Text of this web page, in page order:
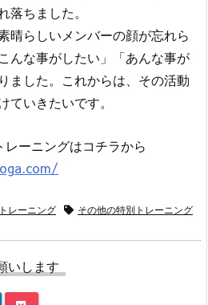
落ちました。
晴らしいメンバーの顔が忘れら
んな事がしたい」「あんな事が
ました。これからは、その活動
いきたいです。
ーニングはコチラから
レーニング その他の特別トレーニング
いします